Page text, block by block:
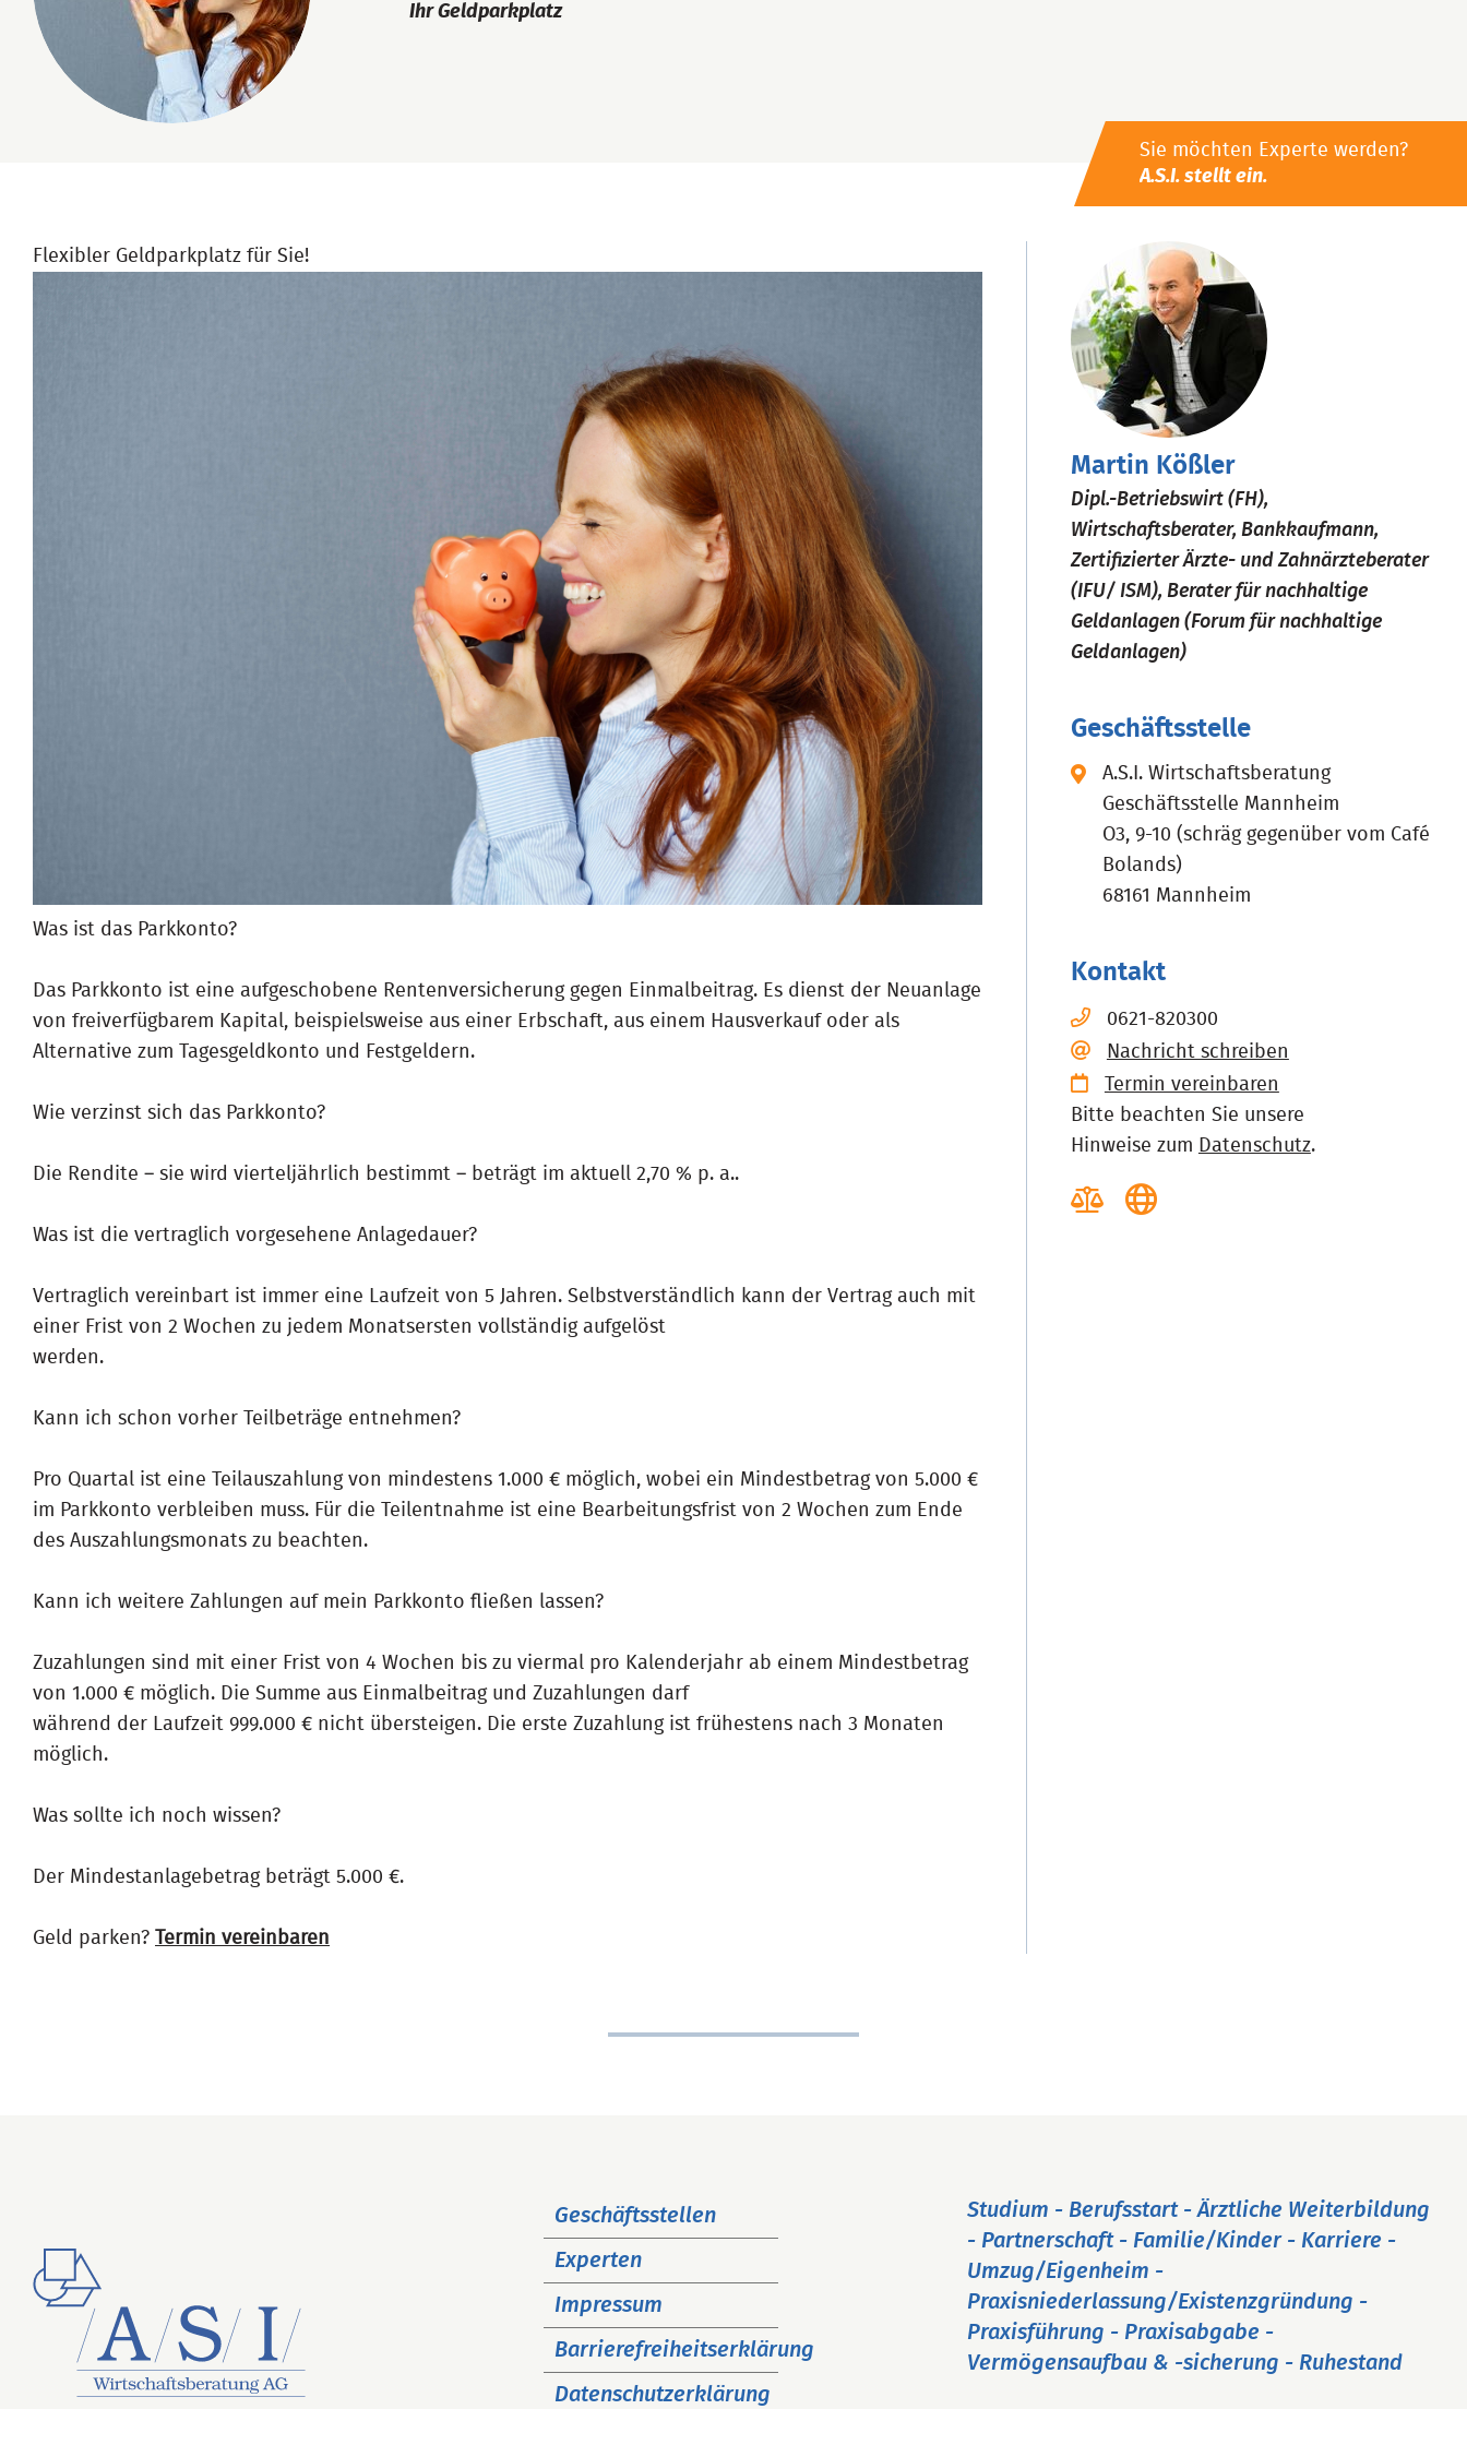
Ihr Geldparkplatz
Sie möchten Experte werden?
A.S.I. stellt ein.
Flexibler Geldparkplatz für Sie!
Was ist das Parkkonto?
Das Parkkonto ist eine aufgeschobene Rentenversicherung gegen Einmalbeitrag. Es dienst der Neuanlage
von freiverfügbarem Kapital, beispielsweise aus einer Erbschaft, aus einem Hausverkauf oder als
Alternative zum Tagesgeldkonto und Festgeldern.
Wie verzinst sich das Parkkonto?
Die Rendite – sie wird vierteljährlich bestimmt – beträgt im aktuell 2,70 % p. a..
Was ist die vertraglich vorgesehene Anlagedauer?
Vertraglich vereinbart ist immer eine Laufzeit von 5 Jahren. Selbstverständlich kann der Vertrag auch mit
einer Frist von 2 Wochen zu jedem Monatsersten vollständig aufgelöst
werden.
Kann ich schon vorher Teilbeträge entnehmen?
Pro Quartal ist eine Teilauszahlung von mindestens 1.000 € möglich, wobei ein Mindestbetrag von 5.000 €
im Parkkonto verbleiben muss. Für die Teilentnahme ist eine Bearbeitungsfrist von 2 Wochen zum Ende
des Auszahlungsmonats zu beachten.
Kann ich weitere Zahlungen auf mein Parkkonto fließen lassen?
Zuzahlungen sind mit einer Frist von 4 Wochen bis zu viermal pro Kalenderjahr ab einem Mindestbetrag
von 1.000 € möglich. Die Summe aus Einmalbeitrag und Zuzahlungen darf
während der Laufzeit 999.000 € nicht übersteigen. Die erste Zuzahlung ist frühestens nach 3 Monaten
möglich.
Was sollte ich noch wissen?
Der Mindestanlagebetrag beträgt 5.000 €.
Geld parken? Termin vereinbaren
Martin Kößler
Dipl.-Betriebswirt (FH),
Wirtschaftsberater, Bankkaufmann,
Zertifizierter Ärzte- und Zahnärzteberater
(IFU/ ISM), Berater für nachhaltige
Geldanlagen (Forum für nachhaltige
Geldanlagen)
Geschäftsstelle
A.S.I. Wirtschaftsberatung
Geschäftsstelle Mannheim
O3, 9-10 (schräg gegenüber vom Café
Bolands)
68161 Mannheim
Kontakt
0621-820300
Nachricht schreiben
Termin vereinbaren
Bitte beachten Sie unsere
Hinweise zum Datenschutz.
überspringen
Geschäftsstellen
Experten
Impressum
Barrierefreiheitserklärung
Datenschutzerklärung
Studium - Berufsstart - Ärztliche Weiterbildung
- Partnerschaft - Familie/Kinder - Karriere -
Umzug/Eigenheim -
Praxisniederlassung/Existenzgründung -
Praxisführung - Praxisabgabe -
Vermögensaufbau & -sicherung - Ruhestand